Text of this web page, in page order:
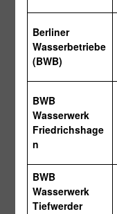
Berliner
Wasserbetriebe
(BWB)
BWB
Wasserwerk
Friedrichshage
n
BWB
Wasserwerk
Tiefwerder